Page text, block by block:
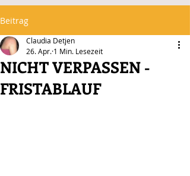
Beitrag
NICHT VERPASSEN -
FRISTABLAUF
Claudia Detjen
26. Apr. 1 Min. Lesezeit